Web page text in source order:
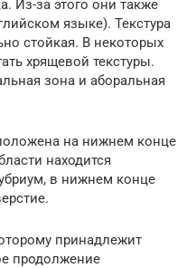
Из-за этого они также
языке). Текстура
стойкая. В некоторых
хрящевой текстуры.
зона и аборальная
на нижнем конце
находится
в нижнем конце
принадлежит
продолжение